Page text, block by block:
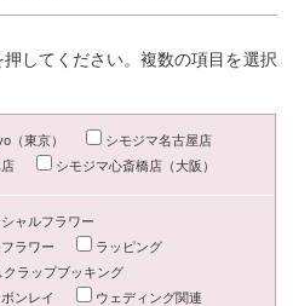
してください。複数の項目を選択
（東京）
シモジマ名古屋店
シモジマ心斎橋店（大阪）
ャルフラワー
ラワー
ラッピング
クラップブッキング
ンレイ
ウェディング関連